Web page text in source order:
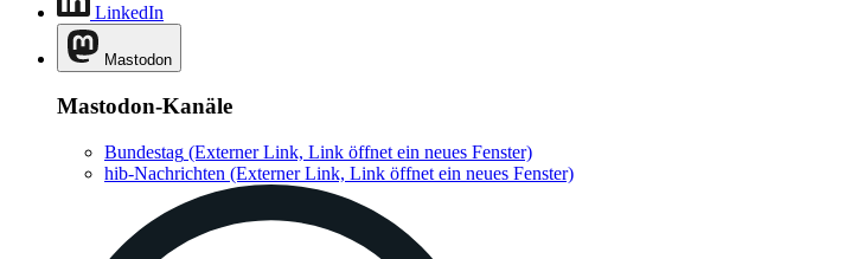
LinkedIn
Mastodon
Mastodon-Kanäle
Bundestag (Externer Link, Link öffnet ein neues Fenster)
hib-Nachrichten (Externer Link, Link öffnet ein neues Fenster)